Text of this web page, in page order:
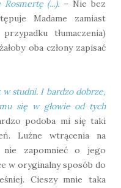
Rosmertę (...). – Nie bez
Madame zamiast
tłumaczenia)
oba człony zapisać
studni. I bardzo dobrze,
się w głowie od tych
podoba mi się taki
Luźne wtrącenia na
nie zapomnieć o jego
w oryginalny sposób do
Cieszy mnie taka